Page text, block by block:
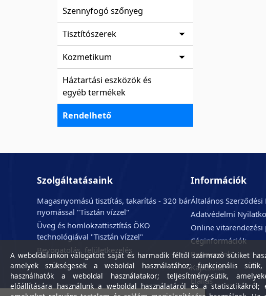
Szennyfogó szőnyeg
Tisztítószerek
Kozmetikum
Háztartási eszközök és
egyéb termékek
Rendelhető
Szolgáltatásaink
Magasnyomású tisztítás, takarítás - 320 bár
nyomással "Tisztán vízzel"
Üveg és homlokzattisztítás ÖKO
technológiával "Tisztán vízzel"
Bevonatolás, felületkezelés
Információk
Általános Szerződési
Adatvédelmi
Online
Céginformációk
Partnereink
Kapcsolat
Elállás
A weboldalunkon válogatott saját és harmadik féltől származó sütiket
amelyek szükségesek a weboldal használatához; funkcionális sütik,
használhatók a weboldal használatakor; teljesítmény-sütik,
előállítására használunk a weboldal használatáról és a statisztikákról;